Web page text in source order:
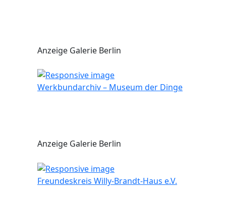
Anzeige Galerie Berlin
Werkbundarchiv – Museum der Dinge
Anzeige Galerie Berlin
Freundeskreis Willy-Brandt-Haus e.V.